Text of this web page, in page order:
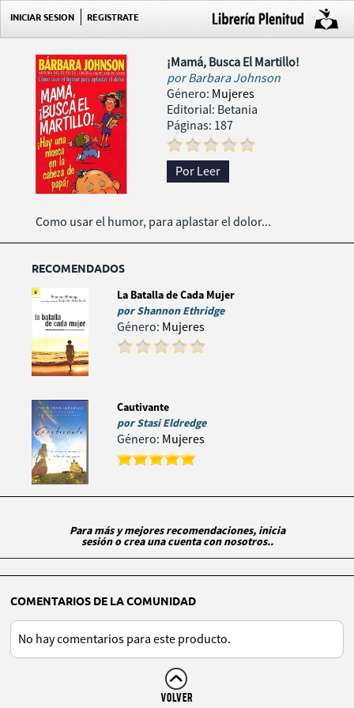
INICIAR SESION REGISTRATE
¡Mamá, Busca El Martillo!
porBarbara Johnson
Género: Mujeres
Editorial: Betania
Páginas: 187
Por Leer
Como usar el humor, para aplastar el dolor...
RECOMENDADOS
La Batalla de Cada Mujer
porShannon Ethridge
Género: Mujeres
Cautivante
porStasi Eldredge
Género: Mujeres
Para más y mejores recomendaciones, inicia
sesión o crea una cuenta con nosotros..
COMENTARIOS DE LA COMUNIDAD
No hay comentarios para este producto.